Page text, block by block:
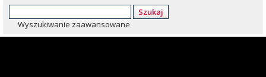
Szukaj
Wyszukiwanie zaawansowane